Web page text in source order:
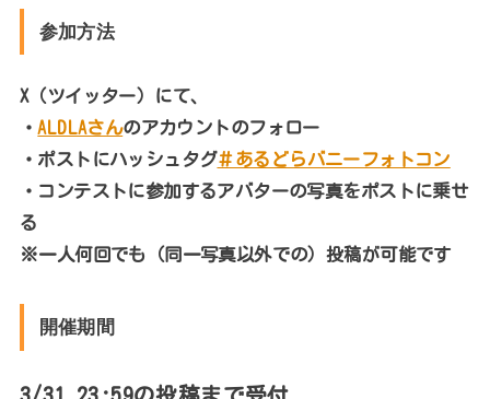
参加方法
X（ツイッター）にて、
・ ALDLAさんのアカウントのフォロー
・ポストにハッシュタグ＃あるどらバニーフォトコン
・コンテストに参加するアバターの写真をポストに乗せ
る
※一人何回でも（同一写真以外での）投稿が可能です
開催期間